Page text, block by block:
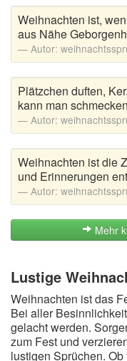
Weihnachten ist,
aus Nähe
Autor:
Plätzchen duften,
kann man
Autor:
Weihnachten ist die
und Erinnerungen
Autor:
Mehr
Lustige
Weihnachten ist das
Bei aller
gelacht werden.
zum Fest und
lustigen Sprüchen.